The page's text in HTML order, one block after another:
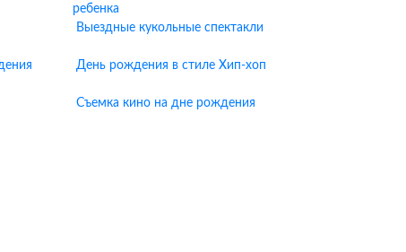
ребенка
Выездные кукольные спектакли
День рождения в стиле Хип-хоп
Съемка кино на дне рождения